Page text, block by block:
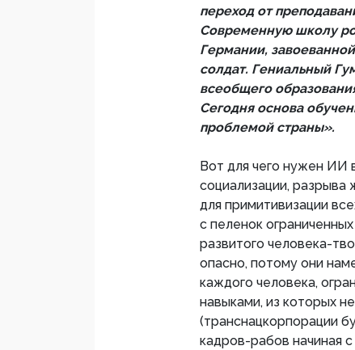
переход от
Современную школу
Германии,
солдат. Гениальный
всеобщего
Сегодня основа
проблемой страны».
Вот для чего нужен ИИ
социализации, разрыва
для примитивизации
с пеленок
развитого человека-
опасно, потому они
каждого человека,
навыками, из которых
(транснацкорпорации
кадров-рабов начиная